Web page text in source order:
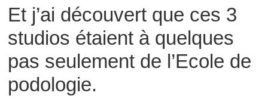
Et j’ai découvert que ces 3
studios étaient à quelques
pas seulement de l’Ecole de
podologie.